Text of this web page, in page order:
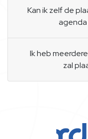
Kan ik zelf de
agenda
Ik heb
zal